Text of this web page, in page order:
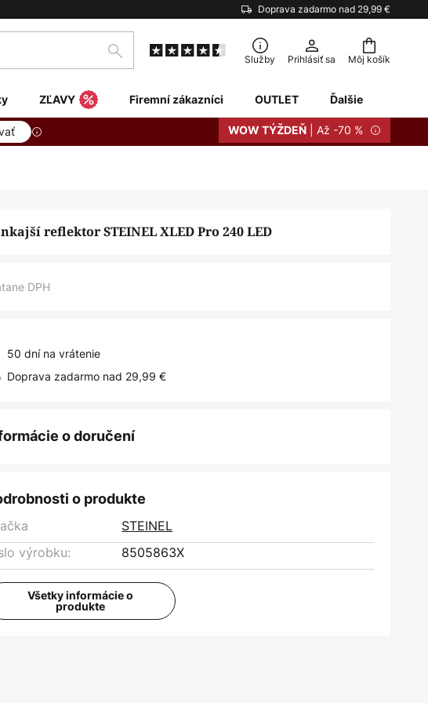
Doprava zadarmo nad 29,99 €
Môj košík
Hľadať Služby Prihlásiť sa
ZĽAVY Firemní zákazníci OUTLET Ďalšie
WOW TÝŽDEŇ | Až -70 %
reflektor STEINEL XLED Pro 240 LED
DPH
50 dní na vrátenie
Doprava zadarmo nad 29,99 €
o doručení
o produkte
STEINEL
výrobku:
8505863X
Všetky informácie o
produkte